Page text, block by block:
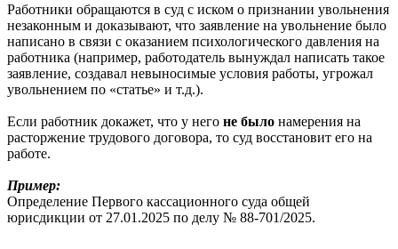
Работники обращаются в суд с иском о признании увольнения
незаконным и доказывают, что заявление на увольнение было
написано в связи с оказанием психологического давления на
работника (например, работодатель вынуждал написать такое
заявление, создавал невыносимые условия работы, угрожал
увольнением по «статье» и т.д.).
Если работник докажет, что у него не было намерения на
расторжение трудового договора, то суд восстановит его на
работе.
Пример:
Определение Первого кассационного суда общей
юрисдикции от 27.01.2025 по делу № 88-701/2025.